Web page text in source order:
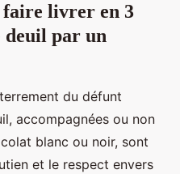
faire livrer en 3
deuil par un
du défunt
accompagnées ou non
blanc ou noir, sont
et le respect envers